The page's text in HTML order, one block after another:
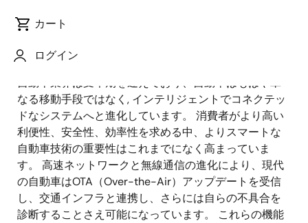
カート
ログイン
車両からインテリジェントなコ
自動車業界は変革期を迎えており、自動車はもはや単
なる移動手段ではなく, インテリジェントでコネクテッ
ドなシステムへと進化しています。 消費者がより高い
利便性、安全性、効率性を求める中、よりスマートな
自動車技術の重要性はこれまでになく高まっていま
す。 高速ネットワークと無線通信の進化により、現代
の自動車はOTA（Over-the-Air）アップデートを受信
し、交通インフラと連携し、さらには自らの不具合を
診断することさえ可能になっています。 これらの機能